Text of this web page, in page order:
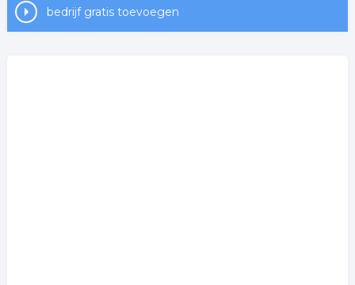
bedrijf gratis toevoegen